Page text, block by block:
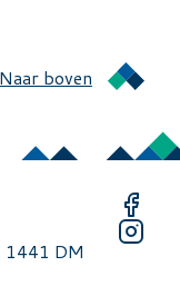
Naar boven
1441 DM